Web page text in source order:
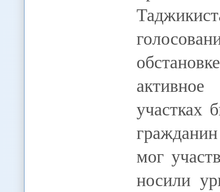
участках
мог
носили